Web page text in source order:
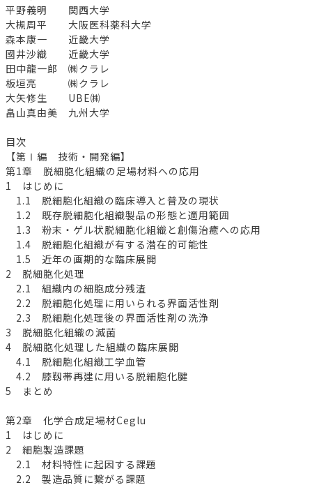
平野義明 関西大学
大槻周平 大阪医科薬科大学
森本康一 近畿大学
國井沙織 近畿大学
田中龍一郎 ㈱クラレ
板垣亮 ㈱クラレ
大矢修生 UBE㈱
畠山真由美 九州大学
目次
【第Ⅰ編 技術・開発編】
第1章 脱細胞化組織の足場材料への応用
1 はじめに
1.1 脱細胞化組織の臨床導入と普及の現状
1.2 既存脱細胞化組織製品の形態と適用範囲
1.3 粉末・ゲル状脱細胞化組織と創傷治癒への応用
1.4 脱細胞化組織が有する潜在的可能性
1.5 近年の画期的な臨床展開
2 脱細胞化処理
2.1 組織内の細胞成分残渣
2.2 脱細胞化処理に用いられる界面活性剤
2.3 脱細胞化処理後の界面活性剤の洗浄
3 脱細胞化組織の滅菌
4 脱細胞化処理した組織の臨床展開
4.1 脱細胞化組織工学血管
4.2 膝靱帯再建に用いる脱細胞化腱
5 まとめ
第2章 化学合成足場材Ceglu
1 はじめに
2 細胞製造課題
2.1 材料特性に起因する課題
2.2 製造品質に繋がる課題